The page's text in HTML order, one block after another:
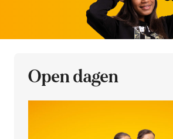
Open dagen